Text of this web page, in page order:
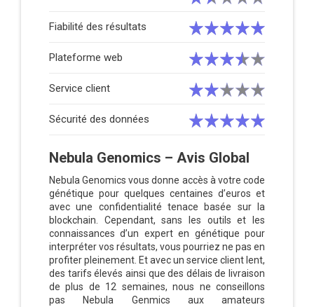
Fiabilité des résultats
Plateforme web
Service client
Sécurité des données
Nebula Genomics – Avis Global
Nebula Genomics vous donne accès à votre code
génétique pour quelques centaines d’euros et
avec une confidentialité tenace basée sur la
blockchain. Cependant, sans les outils et les
connaissances d’un expert en génétique pour
interpréter vos résultats, vous pourriez ne pas en
profiter pleinement. Et avec un service client lent,
des tarifs élevés ainsi que des délais de livraison
de plus de 12 semaines, nous ne conseillons
pas Nebula Genmics aux amateurs